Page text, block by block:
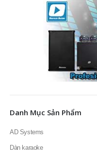
Danh Mục Sản Phẩm
AD Systems
Dàn karaoke